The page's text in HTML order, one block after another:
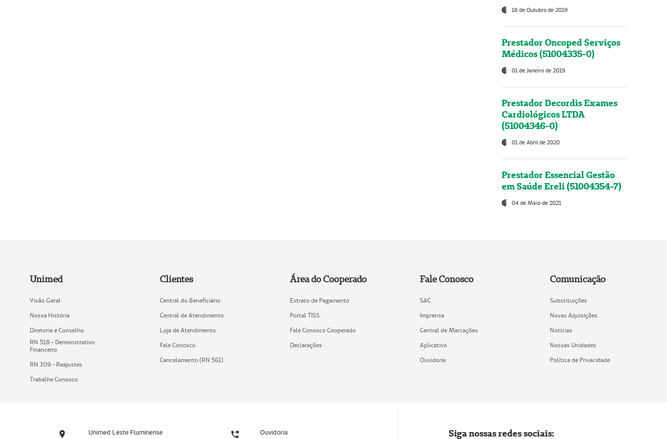
18 de Outubro de 2019
Prestador Oncoped Serviços
Médicos (51004335-0)
01 de Janeiro de 2019
Prestador Decordis Exames
Cardiológicos LTDA
(51004346-0)
01 de Abril de 2020
Prestador Essencial Gestão
em Saúde Ereli (51004354-7)
04 de Maio de 2021
Unimed
Visão Geral
Nossa História
Diretoria e Conselho
RN 518 - Demonstrativo
Financeiro
RN 309 - Reajustes
Trabalhe Conosco
Clientes
Central do Beneficiário
Central de Atendimento
Loja de Atendimento
Fale Conosco
Cancelamento (RN 561)
Área do Cooperado
Extrato de Pagamento
Portal TISS
Fale Conosco Cooperado
Declarações
Fale Conosco
SAC
Imprensa
Central de Marcações
Aplicativo
Ouvidoria
Comunicação
Substituições
Novas Aquisições
Notícias
Nossas Unidades
Política de Privacidade
Unimed Leste Fluminense Ouvidoria Siga nossas redes sociais: